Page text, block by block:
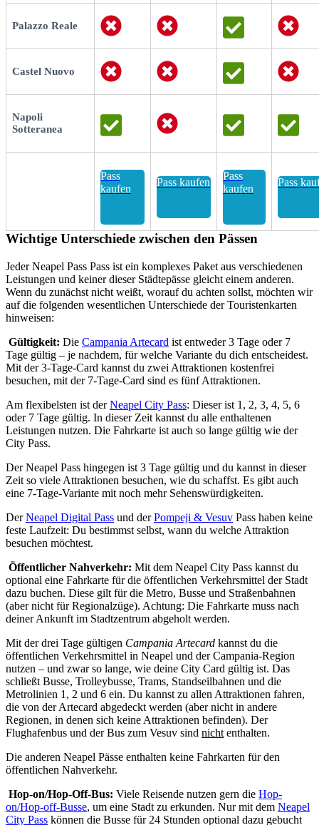
Palazzo Reale
Castel Nuovo
Napoli
Sotteranea
Pass
kaufen
Pass kaufen
Pass
kaufen
Pass
Wichtige Unterschiede zwischen den Pässen
Jeder Neapel Pass Pass ist ein komplexes Paket aus verschiedenen
Leistungen und keiner dieser Städtepässe gleicht einem anderen.
Wenn du zunächst nicht weißt, worauf du achten sollst, möchten wir
auf die folgenden wesentlichen Unterschiede der Touristenkarten
hinweisen:
Gültigkeit: Die Campania Artecard ist entweder 3 Tage oder 7
Tage gültig – je nachdem, für welche Variante du dich entscheidest.
Mit der 3-Tage-Card kannst du zwei Attraktionen kostenfrei
besuchen, mit der 7-Tage-Card sind es fünf Attraktionen.
Am flexibelsten ist derNeapel City Pass: Dieser ist 1, 2, 3, 4, 5, 6
oder 7 Tage gültig. In dieser Zeit kannst du alle enthaltenen
Leistungen nutzen. Die Fahrkarte ist auch so lange gültig wie der
City Pass.
Der Neapel Pass hingegen ist 3 Tage gültig und du kannst in dieser
Zeit so viele Attraktionen besuchen, wie du schaffst. Es gibt auch
eine 7-Tage-Variante mit noch mehr Sehenswürdigkeiten.
DerNeapel Digital Pass und derPompeji & Vesuv Pass haben keine
feste Laufzeit: Du bestimmst selbst, wann du welche Attraktion
besuchen möchtest.
Öffentlicher Nahverkehr: Mit dem Neapel City Pass kannst du
optional eine Fahrkarte für die öffentlichen Verkehrsmittel der Stadt
dazu buchen. Diese gilt für die Metro, Busse und Straßenbahnen
(aber nicht für Regionalzüge). Achtung: Die Fahrkarte muss nach
deiner Ankunft im Stadtzentrum abgeholt werden.
Mit der drei Tage gültigen Campania Artecard kannst du die
öffentlichen Verkehrsmittel in Neapel und der Campania-Region
nutzen – und zwar so lange, wie deine City Card gültig ist. Das
schließt Busse, Trolleybusse, Trams, Standseilbahnen und die
Metrolinien 1, 2 und 6 ein. Du kannst zu allen Attraktionen fahren,
die von der Artecard abgedeckt werden (aber nicht in andere
Regionen, in denen sich keine Attraktionen befinden). Der
Flughafenbus und der Bus zum Vesuv sind nicht enthalten.
Die anderen Neapel Pässe enthalten keine Fahrkarten für den
öffentlichen Nahverkehr.
Hop-on/Hop-Off-Bus: Viele Reisende nutzen gern die Hop-
on/Hop-off-Busse, um eine Stadt zu erkunden. Nur mit dem Neapel
City Pass können die Busse für 24 Stunden optional dazu gebucht